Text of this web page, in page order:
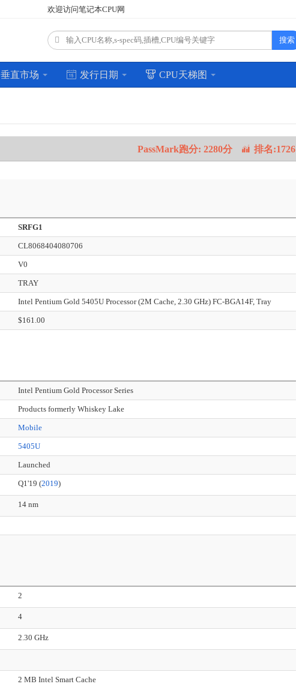
欢迎访问笔记本CPU网
搜索
垂直市场 发行日期 CPU天梯图
PassMark跑分: 2280分 排名:1726
SRFG1
CL8068404080706
V0
TRAY
Intel Pentium Gold 5405U Processor (2M Cache, 2.30 GHz) FC-BGA14F, Tray
$161.00
Intel Pentium Gold Processor Series
Products formerly Whiskey Lake
Mobile
5405U
Launched
Q1'19 (2019)
14 nm
2
4
2.30 GHz
2 MB Intel Smart Cache